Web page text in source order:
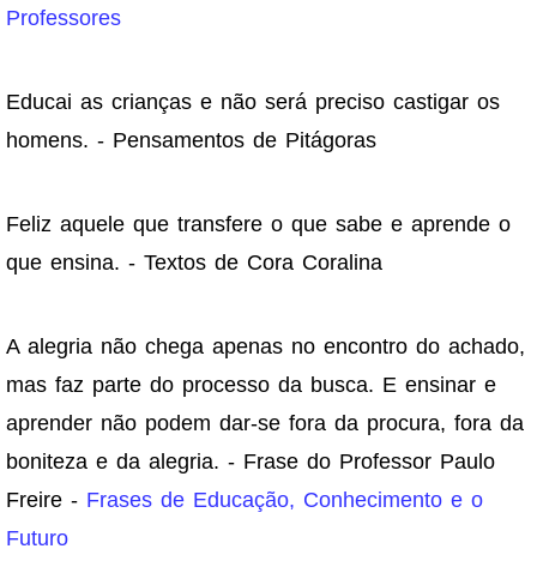
Professores
Educai as crianças e não será preciso castigar os
homens. - Pensamentos de Pitágoras
Feliz aquele que transfere o que sabe e aprende o
que ensina. - Textos de Cora Coralina
A alegria não chega apenas no encontro do achado,
mas faz parte do processo da busca. E ensinar e
aprender não podem dar-se fora da procura, fora da
boniteza e da alegria. - Frase do Professor Paulo
Freire - Frases de Educação, Conhecimento e o
Futuro